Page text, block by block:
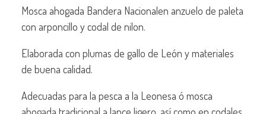
Mosca ahogada Bandera Nacionalen anzuelo de paleta
con arponcillo y codal de nilon.
Elaborada con plumas de gallo de León y materiales
de buena calidad.
Adecuadas para la pesca a la Leonesa ó mosca